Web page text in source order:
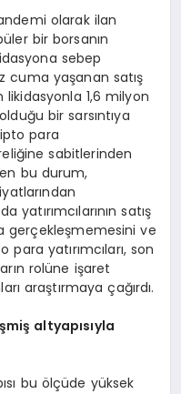
olarak ilan
bir borsanın
sebep
cuma yaşanan satış
likidasyonla 1,6 milyon
bir sarsıntıya
para
sabitlerinden
bu durum,
yatırımcılarının satış
gerçekleşmemesini ve
para yatırımcıları, son
rolüne işaret
araştırmaya çağırdı.
altyapısıyla
bu ölçüde yüksek